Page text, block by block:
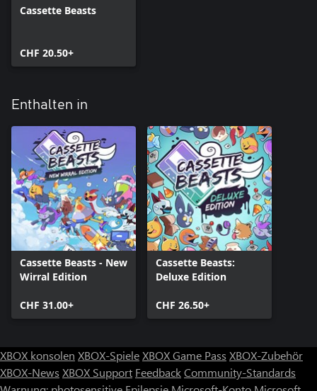
Cassette Beasts
CHF 20.50+
Enthalten in
Cassette Beasts - New
Wirral Edition
CHF 31.00+
Cassette Beasts:
Deluxe Edition
CHF 26.50+
XBOX konsolen XBOX-SpieleXBOX Game Pass XBOX-Zubehör
XBOX-News XBOX Support FeedbackCommunity-Standards